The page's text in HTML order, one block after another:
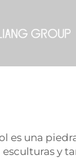
es una
esculturas y